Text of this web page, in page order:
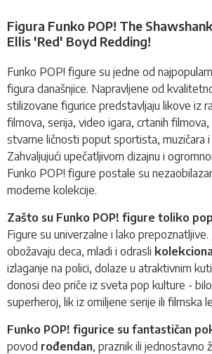
Figura Funko POP! The
Ellis 'Red' Boyd Redding!
Funko POP! figure su jedne od
figura današnjice. Napravljene od
stilizovane figurice predstavljaju likove iz
filmova, serija, video igara, crtanih
stvarne ličnosti poput sportista, muzičara i
Zahvaljujući upečatljivom dizajnu i
Funko POP! figure postale su
moderne kolekcije.
Zašto su Funko POP! figure toliko
Figure su univerzalne i lako prepoznatljive.
obožavaju deca, mladi i odrasli
izlaganje na polici, dolaze u atraktivnim
donosi deo priče iz sveta pop kulture -
superheroj, lik iz omiljene serije ili filmska
Funko POP! figurice su fantastičan
povod rođendan, praznik ili jednostavno